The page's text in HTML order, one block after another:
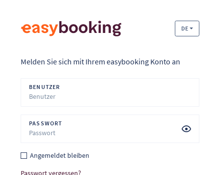
DE
Melden Sie sich mit Ihrem easybooking Konto an
BENUTZER
PASSWORT
Angemeldet bleiben
Passwort vergessen?